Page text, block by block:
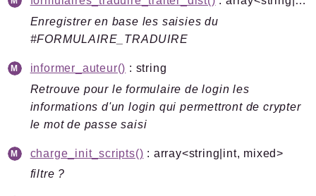
Enregistrer en base les saisies du
#FORMULAIRE_TRADUIRE
informer_auteur() : string
Retrouve pour le formulaire de login les
informations d'un login qui permettront de crypter
le mot de passe saisi
charge_init_scripts() : array<string|int, mixed>
filtre ?